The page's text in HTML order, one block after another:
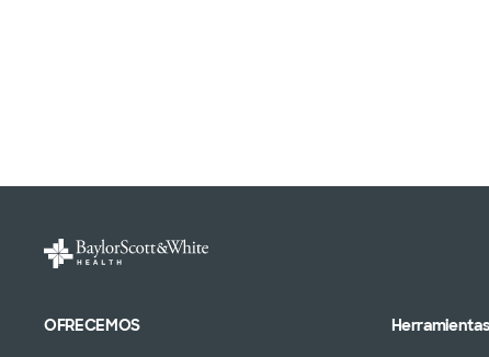
OFRECEMOS